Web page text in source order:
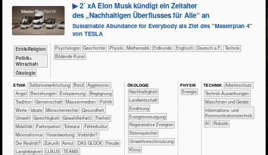
▶ 2´ xA Elon Musk kündigt ein Zeitalter
des „Nachhaltigen Überflusses für Alle“ an
Sustainable Abundance for Everybody als Ziel des "Masterplan 4"
von TESLA
​​​​​​​​​​Ethik/​Religion
​​​​​​​​​Politik+​
Wirtschaft
​​​​​​​Ökologie
​​​​​​​​​​Psychologie ​​​​​​​​Geschichte ​​​​​​​Physik ​​​​​​Mathematik ​​​​​Erdkunde ​​​​Englisch ​​​Deutsch a.F.
​Technik
Bildende Kunst
ETHIK ​​​​​​​​​​​​​​​​​​​​​​​​​​​​​​​​​​​​​​​​Selbst­verwirklichung ​​​​​​​​​​​​​​​Beruf
​​​​​​​​​​​​​Aggression
​​​​​​​​​​​​​Angst
​​​​​​​​​​​​​Beziehungen ​​​​​​​​​​​​​Entspannung
​​​​​​​​​​​​Begegnung
​​​​​​​​​​​Tradition
​​​​​​​​​​Gemeinschaft ​​​​​​​​​Massenmedien
​​​​​​​​​Politik
​​​​​​​​Werte / Ideale
​​​​​​​Menschenrechte
​​​​​​Gesundheit
​​​​​Umwelt
​​​​Gerechtigkeit ​​​​Gewalt(freiheit)
​​​Freiheit
​​​Mobilität
​​​Partizipation ​​​Toleranz
​​Fehlerkultur
​​Minimalismus
​​Verantwortung
​​Vorbilder?
​Die Realität?
​Zukunft Armut DAS GLÜCK
Freude
Langlebigkeit
LUXUS TEAMS
ÖKO​LOGIE
​​​​​​​​​​​​​​​Nachhaltigkeit
​​​​​Landwirtschaft
​​​​Ernährung
​​​Energieversorgung
​​​Regenerative Energien
​​​Stromspeicher
​​Umweltverschmutzung
Klima
PHY​SIK
​​Energie
TECH​NIK ​​​​​​Arbeitsschutz
​​​​​​Technik-Auswirkungen
​​​​Maschinen und Geräte
​​​Informations- und
Kommunikationstechnik
​​AI
Robotik